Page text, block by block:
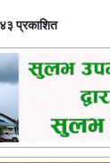
प्रकाशित